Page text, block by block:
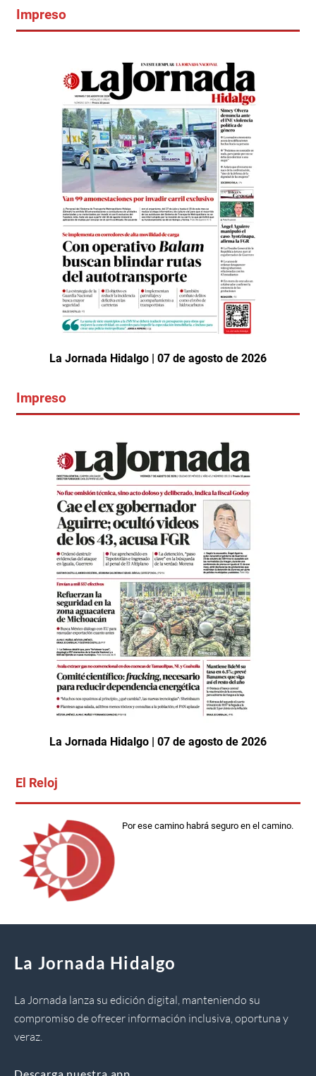
Impreso
La Jornada Hidalgo | 07 de agosto de 2026
Impreso
La Jornada Hidalgo | 07 de agosto de 2026
El Reloj
Por ese camino habrá seguro en el camino.
La Jornada Hidalgo
La Jornada lanza su edición digital, manteniendo su
compromiso de ofrecer información inclusiva, oportuna y
veraz.